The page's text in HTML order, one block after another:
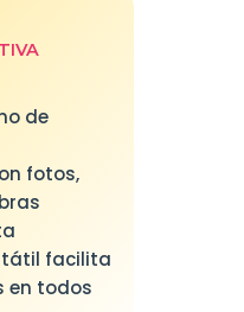
de
fotos,
facilita
en todos